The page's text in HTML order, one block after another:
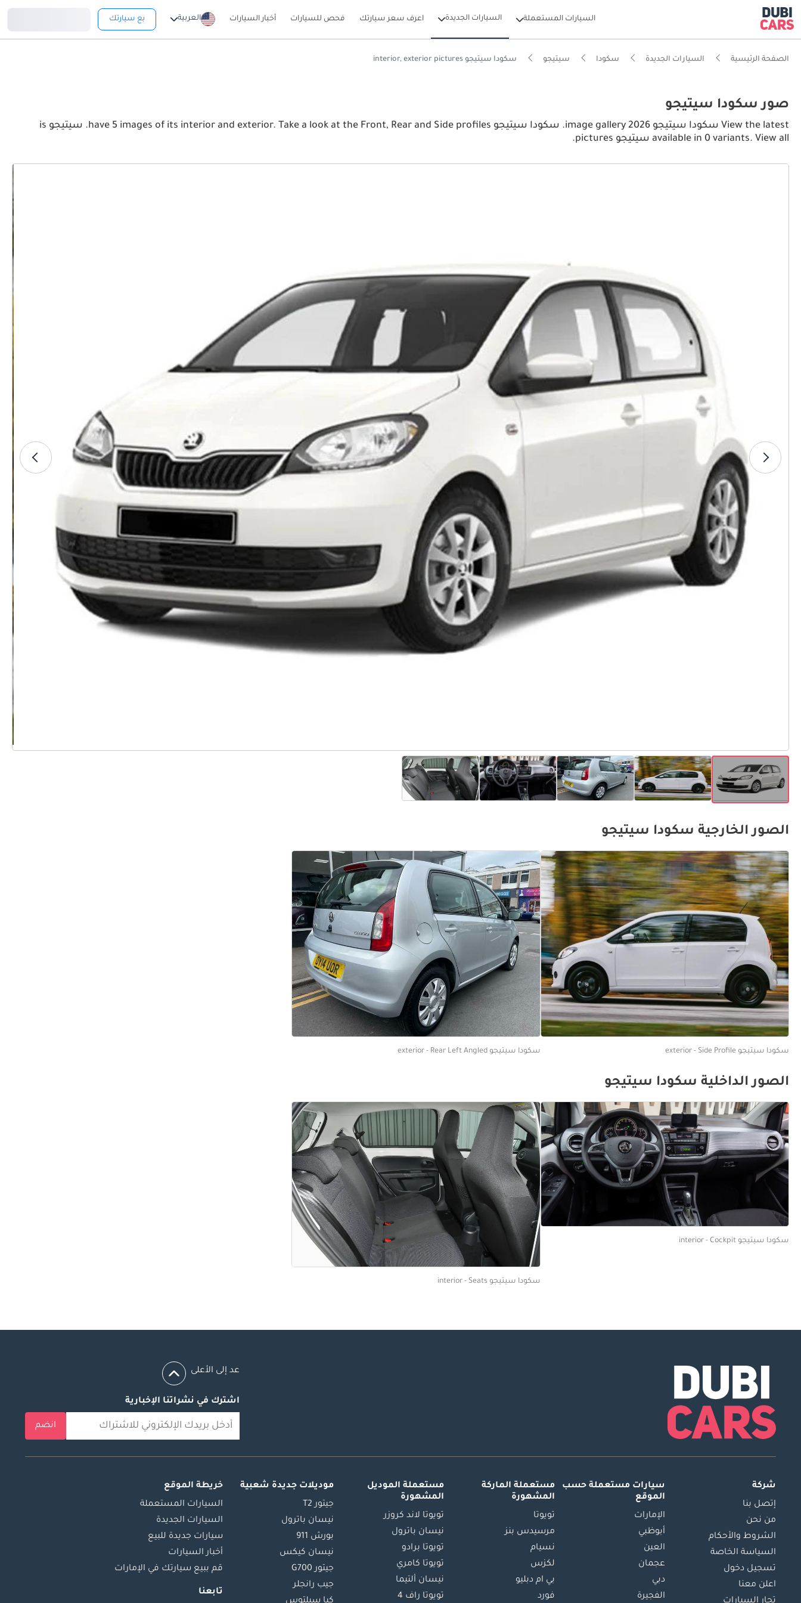
السيارات المستعملة السيارات الجديدة اعرف سعر سيارتك فحص للسيارات أخبار السيارات العربية بع سيارتك
الصفحة الرئيسية السيارات الجديدة سكودا سيتيجو سكودا سيتيجو interior, exterior pictures
صور سكودا سيتيجو
View the latest سكودا سيتيجو 2026 image gallery. سكودا سيتيجو have 5 images of its interior and exterior. Take a look at the Front, Rear and Side profiles. سيتيجو is
available in 0 variants. View all سيتيجو pictures.
الصور الخارجية سكودا سيتيجو
سكودا سيتيجو exterior - Side Profile سكودا سيتيجو exterior - Rear Left Angled
الصور الداخلية سكودا سيتيجو
سكودا سيتيجو interior - Cockpit
سكودا سيتيجو interior - Seats
عد إلى الأعلى
اشترك في نشراتنا الإخبارية
انضم
شركة
إتصل بنا
من نحن
الشروط والأحكام
السياسة الخاصة
تسجيل دخول
اعلن معنا
سيارات مستعملة حسب
الموقع
الإمارات
أبوظبي
العين
عجمان
دبي
الفجيرة
مستعملة الماركة
المشهورة
تويوتا
مرسيدس بنز
نسيام
لكزس
بي ام دبليو
فورد
مستعملة الموديل
المشهورة
تويوتا لاند كروزر
نيسان باترول
تويوتا برادو
تويوتا كامري
نيسان ألتيما
تويوتا راف 4
موديلات جديدة شعبية
جيتور T2
نيسان باترول
بورش 911
نيسان كيكس
جيتور G700
جيب رانجلر
خريطة الموقع
السيارات المستعملة
السيارات الجديدة
سيارات جديدة للبيع
أخبار السيارات
قم ببيع سيارتك في الإمارات
تابعنا